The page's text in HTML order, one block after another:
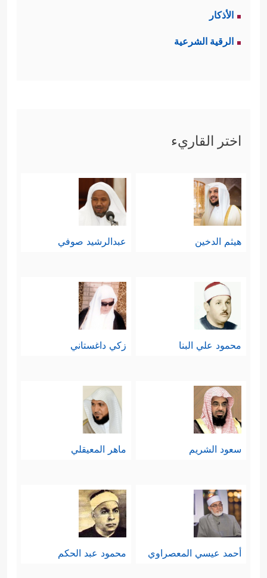
الأذكار
الرقية الشرعية
اختر القاريء
هيثم الدخين عبدالرشيد صوفي
محمود علي البنا زكي داغستاني
سعود الشريم ماهر المعيقلي
أحمد عيسي المعصراوي محمود عبد الحكم